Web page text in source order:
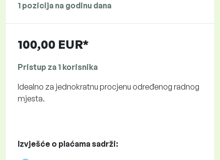
1 pozicija na godinu dana
100,00 EUR*
Pristup za 1 korisnika
Idealno za jednokratnu procjenu određenog radnog
mjesta.
Izvješće o plaćama sadrži: